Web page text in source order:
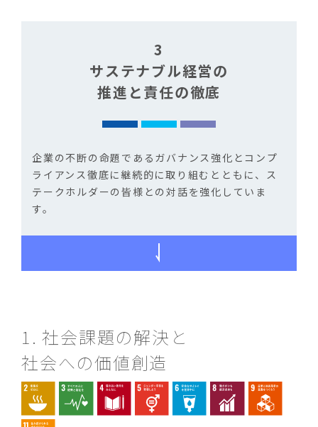
3
サステナブル経営の
推進と責任の徹底
企業の不断の命題であるガバナンス強化とコンプ
ライアンス徹底に継続的に取り組むとともに、ス
テークホルダーの皆様との対話を強化していま
す。
1. 社会課題の解決と
社会への価値創造